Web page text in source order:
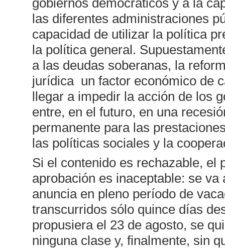
las diferentes administraciones
capacidad de utilizar la política
la política general.
a las deudas soberanas, la
jurídica un factor económico de
llegar a impedir la acción de los
entre, en el futuro, en una
permanente para las
las políticas sociales y la
Si el contenido es rechazable, el
aprobación es inaceptable: se
anuncia en pleno período de
transcurridos sólo quince días
propusiera el 23 de agosto, se
ninguna clase y, finalmente, sin